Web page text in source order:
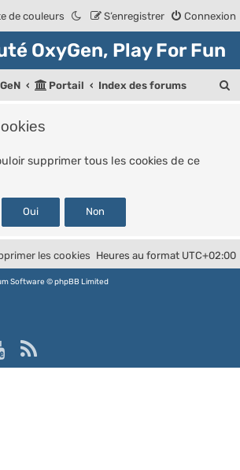
Connexion
S’enregistrer
de couleurs
OxyGen, Play For Fun
Portail Index des forums
e
supprimer tous les cookies de ce
Heures au format UTC+02:00
les cookies
Software © phpBB Limited